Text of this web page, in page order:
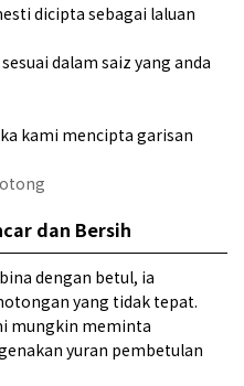
dicipta sebagai laluan
dalam saiz yang anda
kami mencipta garisan
dan Bersih
dengan betul, ia
yang tidak tepat.
mungkin meminta
yuran pembetulan